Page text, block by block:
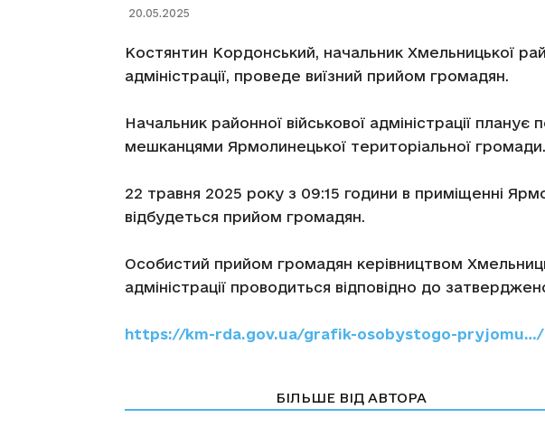
20.05.2025
Костянтин Кордонський, начальник Хмельницької
адміністрації, проведе виїзний прийом громадян.
Начальник районної військової адміністрації планує
мешканцями Ярмолинецької територіальної громади.
22 травня 2025 року з 09:15 години в приміщенні
відбудеться прийом громадян.
Особистий прийом громадян керівництвом
адміністрації проводиться відповідно до
https://km-rda.gov.ua/grafik-osobystogo-pryjomu…/
БІЛЬШЕ ВІД АВТОРА